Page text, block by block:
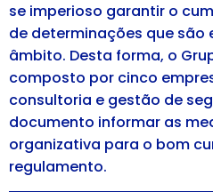
se imperioso garantir o
de determinações que são
âmbito. Desta forma, o
composto por cinco
consultoria e gestão de
documento informar as
organizativa para o bom
regulamento.